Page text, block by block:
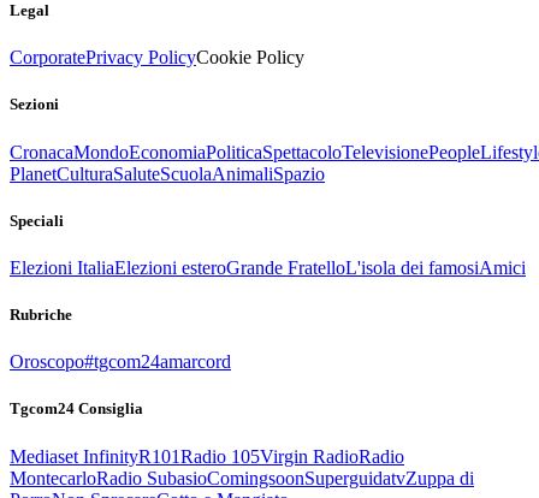
Legal
CorporatePrivacy PolicyCookie Policy
Sezioni
CronacaMondoEconomiaPoliticaSpettacoloTelevisionePeople
PlanetCulturaSaluteScuolaAnimaliSpazio
Speciali
Elezioni ItaliaElezioni esteroGrande FratelloL'isola dei famosiAmici
Rubriche
Oroscopo#tgcom24amarcord
Tgcom24 Consiglia
Mediaset InfinityR101Radio 105Virgin RadioRadio
MontecarloRadio SubasioComingsoonSuperguidatvZuppa di